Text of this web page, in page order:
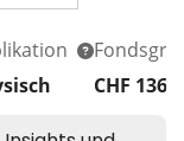
CHF 136